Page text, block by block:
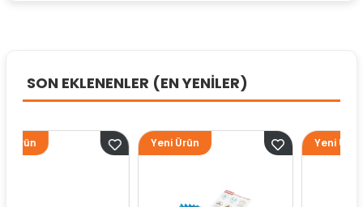
SON EKLENENLER (EN YENİLER)
Yeni Ürün Yeni Ürün